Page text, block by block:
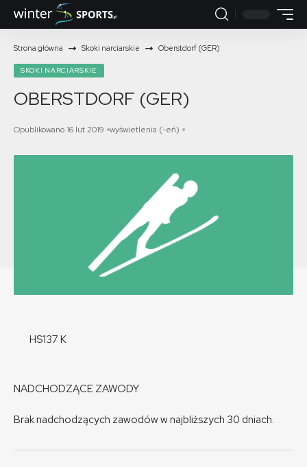
Strona główna Skoki narciarskie Oberstdorf (GER)
SKOKI NARCIARSKIE
OBERSTDORF (GER)
Opublikowano 16 lut 2019 wyświetlenia (-eń)
HS137 K
NADCHODZĄCE ZAWODY
Brak nadchodzących zawodów w najbliższych 30 dniach.